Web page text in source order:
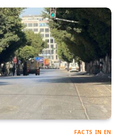
FACTS IN EN